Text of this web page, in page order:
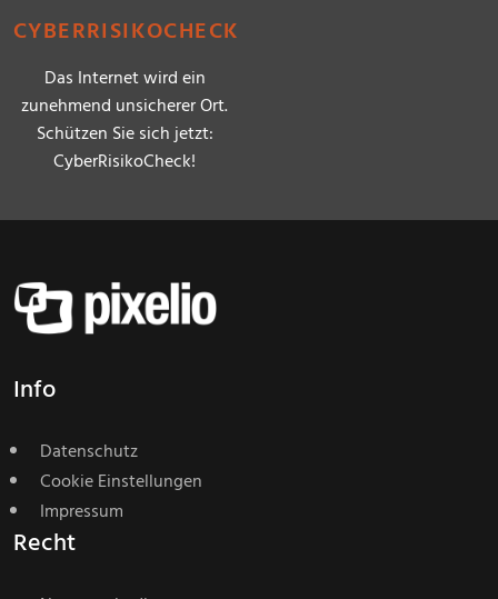
CYBERRISIKOCHECK
Das Internet wird ein
zunehmend unsicherer Ort.
Schützen Sie sich jetzt:
CyberRisikoCheck!
Info
Datenschutz
Cookie Einstellungen
Impressum
Recht